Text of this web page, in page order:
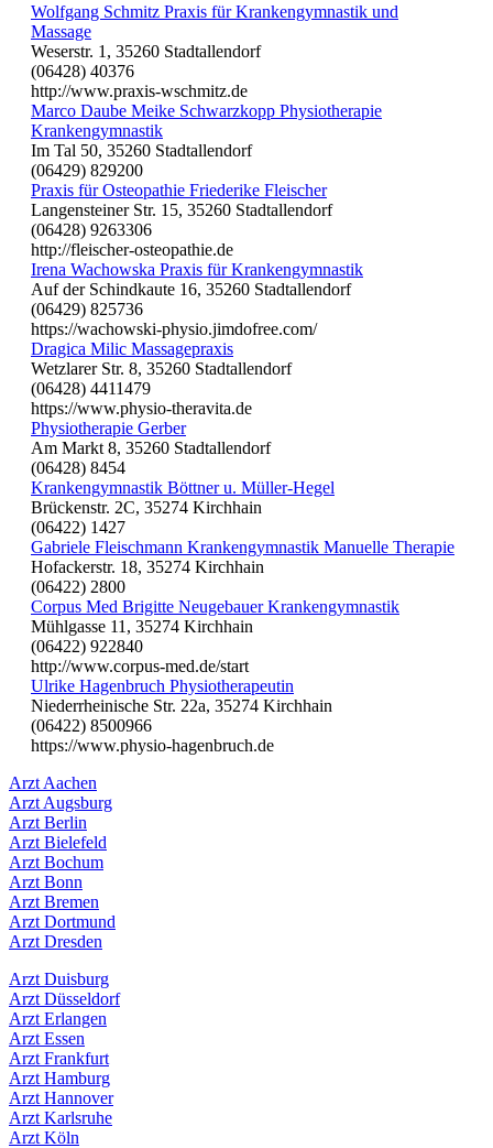
Wolfgang Schmitz Praxis für Krankengymnastik und
Massage
Weserstr. 1, 35260 Stadtallendorf
(06428) 40376
http://www.praxis-wschmitz.de
Marco Daube Meike Schwarzkopp Physiotherapie
Krankengymnastik
Im Tal 50, 35260 Stadtallendorf
(06429) 829200
Praxis für Osteopathie Friederike Fleischer
Langensteiner Str. 15, 35260 Stadtallendorf
(06428) 9263306
http://fleischer-osteopathie.de
Irena Wachowska Praxis für Krankengymnastik
Auf der Schindkaute 16, 35260 Stadtallendorf
(06429) 825736
https://wachowski-physio.jimdofree.com/
Dragica Milic Massagepraxis
Wetzlarer Str. 8, 35260 Stadtallendorf
(06428) 4411479
https://www.physio-theravita.de
Physiotherapie Gerber
Am Markt 8, 35260 Stadtallendorf
(06428) 8454
Krankengymnastik Böttner u. Müller-Hegel
Brückenstr. 2C, 35274 Kirchhain
(06422) 1427
Gabriele Fleischmann Krankengymnastik Manuelle Therapie
Hofackerstr. 18, 35274 Kirchhain
(06422) 2800
Corpus Med Brigitte Neugebauer Krankengymnastik
Mühlgasse 11, 35274 Kirchhain
(06422) 922840
http://www.corpus-med.de/start
Ulrike Hagenbruch Physiotherapeutin
Niederrheinische Str. 22a, 35274 Kirchhain
(06422) 8500966
https://www.physio-hagenbruch.de
Arzt Aachen
Arzt Augsburg
Arzt Berlin
Arzt Bielefeld
Arzt Bochum
Arzt Bonn
Arzt Bremen
Arzt Dortmund
Arzt Dresden
Arzt Duisburg
Arzt Düsseldorf
Arzt Erlangen
Arzt Essen
Arzt Frankfurt
Arzt Hamburg
Arzt Hannover
Arzt Karlsruhe
Arzt Köln